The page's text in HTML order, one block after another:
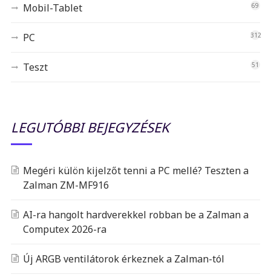
Mobil-Tablet 69
PC 312
Teszt 51
LEGUTÓBBI BEJEGYZÉSEK
Megéri külön kijelzőt tenni a PC mellé? Teszten a
Zalman ZM-MF916
AI-ra hangolt hardverekkel robban be a Zalman a
Computex 2026-ra
Új ARGB ventilátorok érkeznek a Zalman-tól